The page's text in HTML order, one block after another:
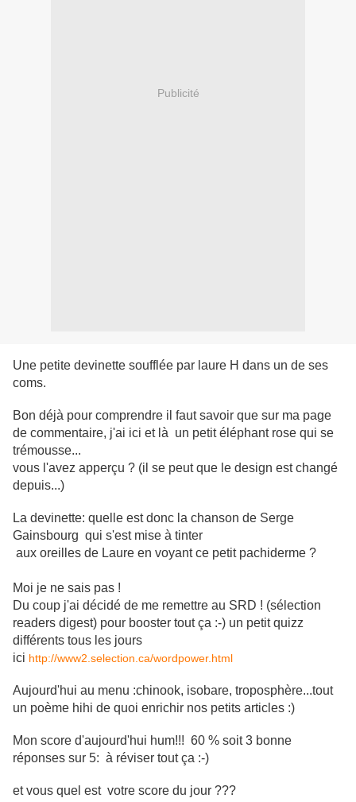
Publicité
Une petite devinette soufflée par laure H dans un de ses
coms.
Bon déjà pour comprendre il faut savoir que sur ma page
de commentaire, j'ai ici et là un petit éléphant rose qui se
trémousse...
vous l'avez apperçu ? (il se peut que le design est changé
depuis...)
La devinette: quelle est donc la chanson de Serge
Gainsbourg qui s'est mise à tinter
aux oreilles de Laure en voyant ce petit pachiderme ?
Moi je ne sais pas !
Du coup j'ai décidé de me remettre au SRD ! (sélection
readers digest) pour booster tout ça :-) un petit quizz
différents tous les jours
ici http://www2.selection.ca/wordpower.html
Aujourd'hui au menu :chinook, isobare, troposphère...tout
un poème hihi de quoi enrichir nos petits articles :)
Mon score d'aujourd'hui hum!!! 60 % soit 3 bonne
réponses sur 5: à réviser tout ça :-)
et vous quel est votre score du jour ???